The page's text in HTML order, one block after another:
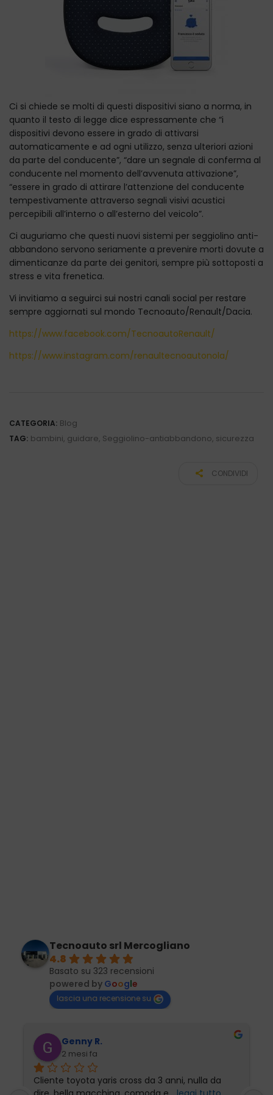
Ci si chiede se molti di questi dispositivi siano a norma, in
quanto il testo di legge dice espressamente che “i
dispositivi devono essere in grado di attivarsi
automaticamente e ad ogni utilizzo, senza ulteriori azioni
da parte del conducente”, “dare un segnale di conferma al
conducente nel momento dell’avvenuta attivazione”,
“essere in grado di attirare l’attenzione del conducente
tempestivamente attraverso segnali visivi acustici
percepibili all’interno o all’esterno del veicolo”.
Ci auguriamo che questi nuovi sistemi per seggiolino anti-
abbandono servono seriamente a prevenire morti dovute a
dimenticanze da parte dei genitori, sempre più sottoposti a
stress e vita frenetica.
Vi invitiamo a seguirci sui nostri canali social per restare
sempre aggiornati sul mondo Tecnoauto/Renault/Dacia.
https://www.facebook.com/TecnoautoRenault/
https://www.instagram.com/renaultecnoautonola/
CATEGORIA: Blog
TAG: bambini, guidare, Seggiolino-antiabbandono, sicurezza
CONDIVIDI
Tecnoauto srl Mercogliano
4.8
Basato su 323 recensioni
powered by Google
lascia una recensione su
Genny R.
2 mesi fa
Cliente toyota yaris cross da 3 anni, nulla da